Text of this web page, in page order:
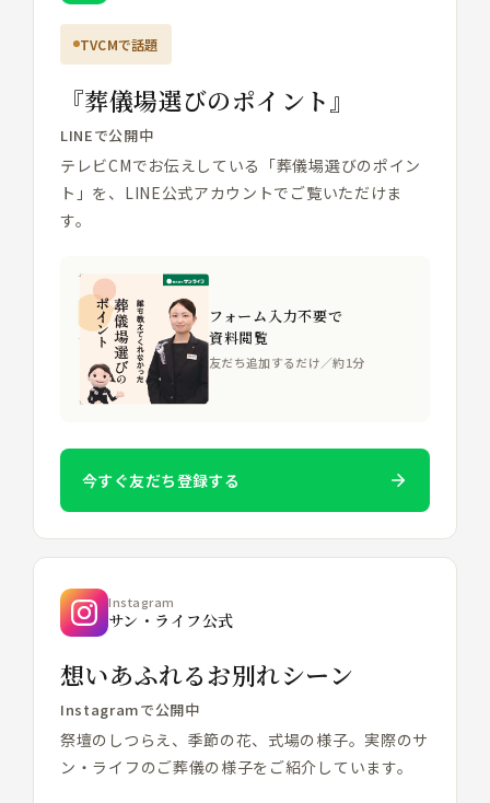
TVCMで話題
『葬儀場選びのポイント』
LINEで公開中
テレビCMでお伝えしている「葬儀場選びのポイン
ト」を、LINE公式アカウントでご覧いただけま
す。
フォーム入力不要で
資料閲覧
友だち追加するだけ／約1分
今すぐ友だち登録する
Instagram
サン・ライフ公式
想いあふれるお別れシーン
Instagramで公開中
祭壇のしつらえ、季節の花、式場の様子。実際のサ
ン・ライフのご葬儀の様子をご紹介しています。